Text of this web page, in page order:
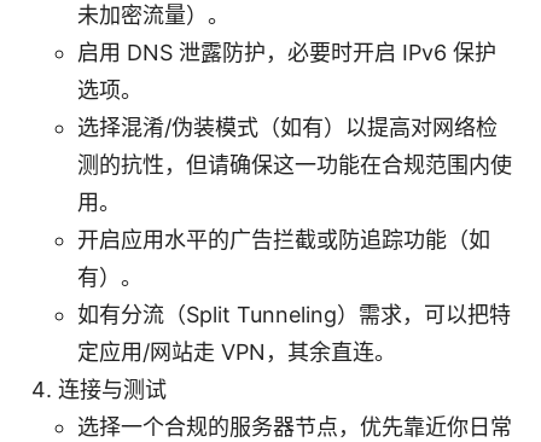
未加密流量）。
启用 DNS 泄露防护，必要时开启 IPv6 保护
选项。
选择混淆/伪装模式（如有）以提高对网络检
测的抗性，但请确保这一功能在合规范围内使
用。
开启应用水平的广告拦截或防追踪功能（如
有）。
如有分流（Split Tunneling）需求，可以把特
定应用/网站走 VPN，其余直连。
连接与测试
选择一个合规的服务器节点，优先靠近你日常